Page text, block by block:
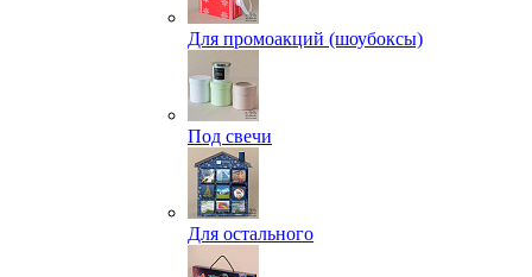
Для промоакций (шоубоксы)
Под свечи
Для остального